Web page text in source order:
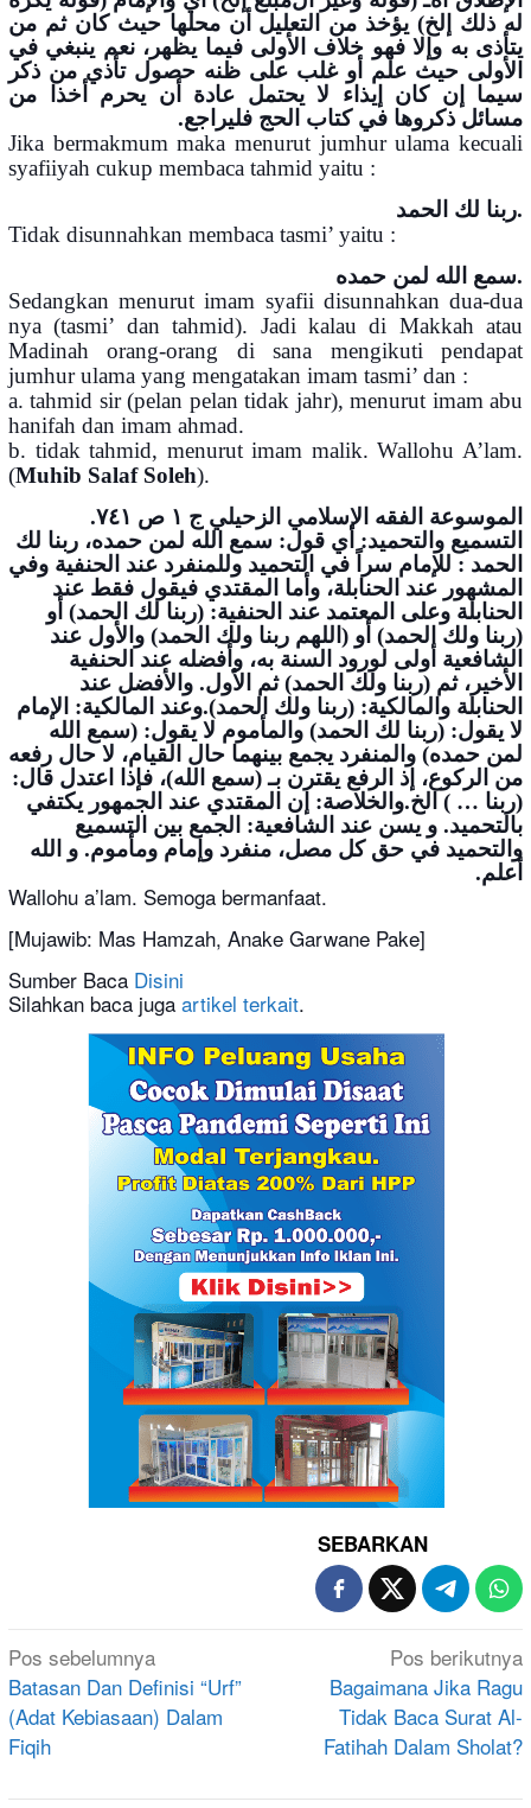
ﻟﻪ ﺫﻟﻚ ﺇﻟﺦ) ﻳﺆﺧﺬ ﻣﻦ اﻟﺘﻌﻠﻴﻞ ﺃﻥ ﻣﺤﻠﻬﺎ ﺣﻴﺚ ﻛﺎﻥ ﺛﻢ ﻣﻦ
ﻳﺘﺄﺫﻯ ﺑﻪ ﻭﺇﻻ ﻓﻬﻮ ﺧﻼﻑ اﻷﻭﻟﻰ ﻓﻴﻤﺎ ﻳﻈﻬﺮ، ﻧﻌﻢ ﻳﻨﺒﻐﻲ ﻓﻲ
اﻷﻭﻟﻰ ﺣﻴﺚ ﻋﻠﻢ ﺃﻭ ﻏﻠﺐ ﻋﻠﻰ ﻇﻨﻪ ﺣﺼﻮﻝ ﺗﺄﺫﻱ ﻣﻦ ﺫﻛﺮ
ﺳﻴﻤﺎ ﺇﻥ ﻛﺎﻥ ﺇﻳﺬاء ﻻ ﻳﺤﺘﻤﻞ ﻋﺎﺩﺓ ﺃﻥ ﻳﺤﺮﻡ ﺃﺧﺬا ﻣﻦ
ﻣﺴﺎﺋﻞ ﺫﻛﺮﻭﻫﺎ ﻓﻲ ﻛﺘﺎﺏ اﻟﺤﺞ ﻓﻠﻴﺮاﺟﻊ.
Jika bermakmum maka menurut jumhur ulama kecuali
syafiiyah cukup membaca tahmid yaitu :
ربنا لك الحمد.
Tidak disunnahkan membaca tasmi’ yaitu :
سمع الله لمن حمده.
Sedangkan menurut imam syafii disunnahkan dua-dua
nya (tasmi’ dan tahmid). Jadi kalau di Makkah atau
Madinah orang-orang di sana mengikuti pendapat
jumhur ulama yang mengatakan imam tasmi’ dan :
a. tahmid sir (pelan pelan tidak jahr), menurut imam abu
hanifah dan imam ahmad.
b. tidak tahmid, menurut imam malik. Wallohu A’lam.
(Muhib Salaf Soleh).
الموسوعة الفقه الإسلامي الزحيلي ج ١ ص ٧٤١.
التسميع والتحميد: أي قول: سمع الله لمن حمده، ربنا لك
الحمد : للإمام سراً في التحميد وللمنفرد عند الحنفية وفي
المشهور عند الحنابلة، وأما المقتدي فيقول فقط عند
الحنابلة وعلى المعتمد عند الحنفية: (ربنا لك الحمد) أو
(ربنا ولك الحمد) أو (اللهم ربنا ولك الحمد) والأول عند
الشافعية أولى لورود السنة به، وأفضله عند الحنفية
الأخير، ثم (ربنا ولك الحمد) ثم الأول. والأفضل عند
الحنابلة والمالكية: (ربنا ولك الحمد).وعند المالكية: الإمام
لا يقول: (ربنا لك الحمد) والمأموم لا يقول: (سمع الله
لمن حمده) والمنفرد يجمع بينهما حال القيام، لا حال رفعه
من الركوع، إذ الرفع يقترن بـ (سمع الله)، فإذا اعتدل قال:
(ربنا … ) الخ.والخلاصة: إن المقتدي عند الجمهور يكتفي
بالتحميد. و يسن عند الشافعية: الجمع بين التسميع
والتحميد في حق كل مصل، منفرد وإمام ومأموم. و الله
أعلم.
Wallohu a’lam. Semoga bermanfaat.
[Mujawib: Mas Hamzah, Anake Garwane Pake]
Sumber Baca Disini
Silahkan baca juga artikel terkait.
SEBARKAN
Navigasi
pos
Pos sebelumnya
Batasan Dan Definisi “Urf”
(Adat Kebiasaan) Dalam
Fiqih
Pos berikutnya
Bagaimana Jika Ragu
Tidak Baca Surat Al-
Fatihah Dalam Sholat?